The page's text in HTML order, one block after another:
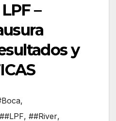
–
y
,
##LPF, ##River,